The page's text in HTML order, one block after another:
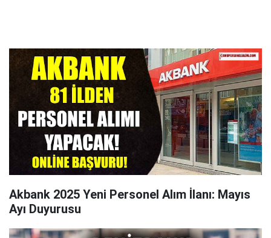
Akbank 2025 Yeni Personel Alım İlanı: Mayıs
Ayı Duyurusu